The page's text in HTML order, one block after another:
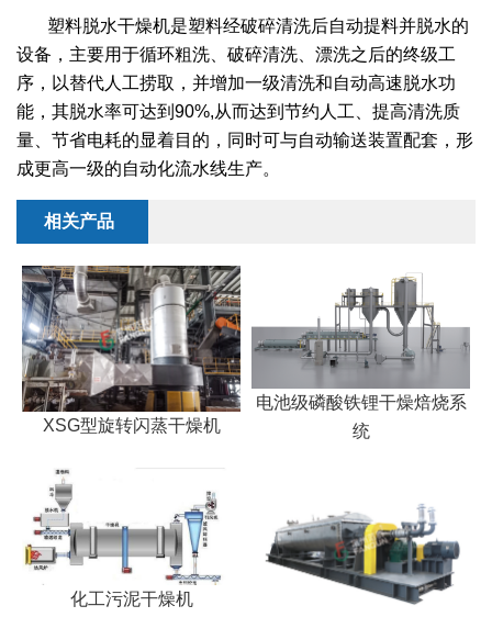
塑料脱水干燥机是塑料经破碎清洗后自动提料并脱水的
设备，主要用于循环粗洗、破碎清洗、漂洗之后的终级工
序，以替代人工捞取，并增加一级清洗和自动高速脱水功
能，其脱水率可达到90%,从而达到节约人工、提高清洗质
量、节省电耗的显着目的，同时可与自动输送装置配套，形
成更高一级的自动化流水线生产。
相关产品
XSG型旋转闪蒸干燥机
电池级磷酸铁锂干燥焙烧系
统
化工污泥干燥机